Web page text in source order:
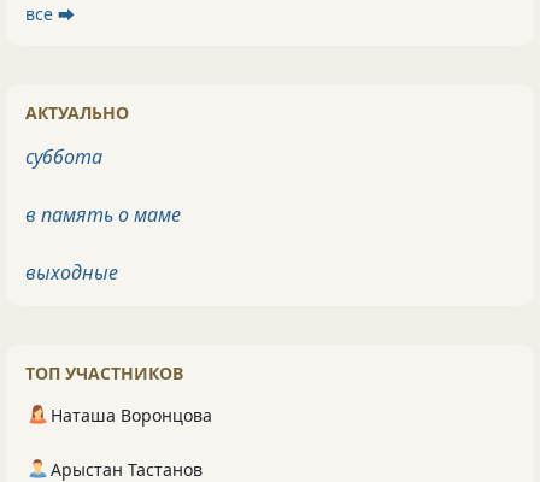
все ⮕
АКТУАЛЬНО
суббота
в память о маме
выходные
ТОП УЧАСТНИКОВ
Наташа Воронцова
Арыстан Тастанов